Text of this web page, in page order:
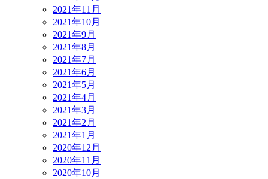
2021年11月
2021年10月
2021年9月
2021年8月
2021年7月
2021年6月
2021年5月
2021年4月
2021年3月
2021年2月
2021年1月
2020年12月
2020年11月
2020年10月